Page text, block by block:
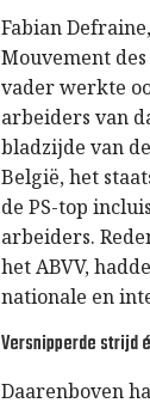
Fabian
Mouvement
vader werkte
arbeiders van
bladzijde van
België, het
de PS-top
arbeiders.
het ABVV,
nationale en
Versnipperde strijd
Daarenboven